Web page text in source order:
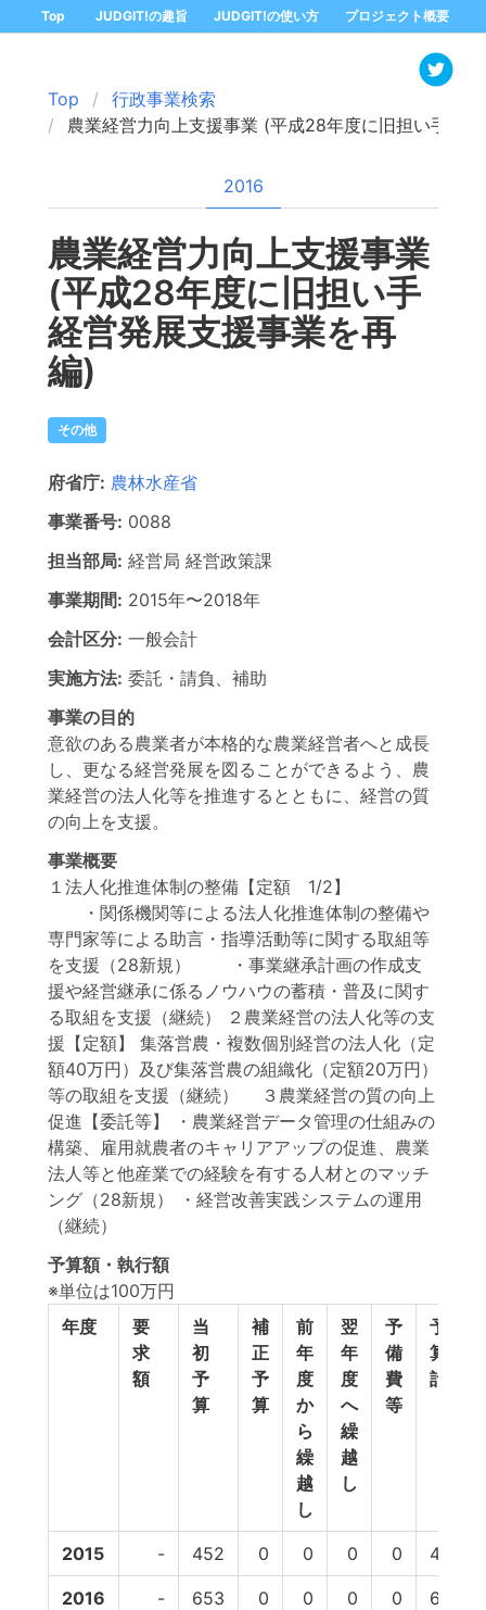
Top JUDGIT!の趣旨 JUDGIT!の使い方 プロジェクト概要
Top
行政事業検索
農業経営力向上支援事業 (平成28年度に旧担い手経
2016
農業経営力向上支援事業
(平成28年度に旧担い手
経営発展支援事業を再
編)
その他
府省庁: 農林水産省
事業番号: 0088
担当部局: 経営局 経営政策課
事業期間: 2015年〜2018年
会計区分: 一般会計
実施方法: 委託・請負、補助
事業の目的
意欲のある農業者が本格的な農業経営者へと成長
し、更なる経営発展を図ることができるよう、農
業経営の法人化等を推進するとともに、経営の質
の向上を支援。
事業概要
１法人化推進体制の整備【定額 1/2】
・関係機関等による法人化推進体制の整備や
専門家等による助言・指導活動等に関する取組等
を支援（28新規） ・事業継承計画の作成支
援や経営継承に係るノウハウの蓄積・普及に関す
る取組を支援（継続） ２農業経営の法人化等の支
援【定額】 集落営農・複数個別経営の法人化（定
額40万円）及び集落営農の組織化（定額20万円）
等の取組を支援（継続） ３農業経営の質の向上
促進【委託等】 ・農業経営データ管理の仕組みの
構築、雇用就農者のキャリアアップの促進、農業
法人等と他産業での経験を有する人材とのマッチ
ング（28新規） ・経営改善実践システムの運用
（継続）
予算額・執行額
※単位は100万円
年度
要
求
額
当
初
予
算
補
正
予
算
前
年
度
か
ら
繰
越
し
翌
年
度
へ
繰
越
し
予
備
費
等
予
算
計
2015 - 452 0 0 0 0 452
2016 - 653 0 0 0 0 653